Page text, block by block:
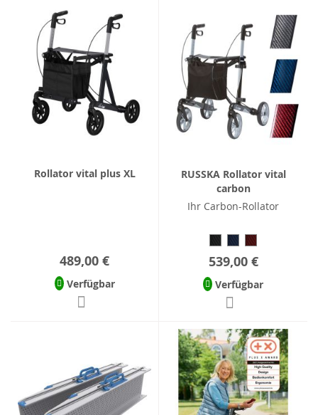
Rollator vital plus XL
489,00 €
Verfügbar
RUSSKA Rollator vital
carbon
Ihr Carbon-Rollator
539,00 €
Verfügbar